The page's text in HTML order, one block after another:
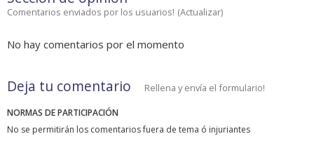
Comentarios enviados por los usuarios! (Actualizar)
No hay comentarios por el momento
Deja tu comentario Rellena y envía el formulario!
NORMAS DE PARTICIPACIÓN
No se permitirán los comentarios fuera de tema ó injuriantes